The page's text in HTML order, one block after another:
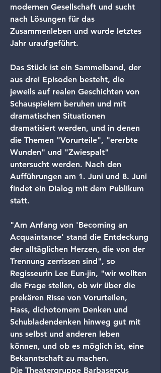
modernen Gesellschaft und sucht
nach Lösungen für das
Zusammenleben und wurde letztes
Jahr uraufgeführt.
Das Stück ist ein Sammelband, der
aus drei Episoden besteht, die
jeweils auf realen Geschichten von
Schauspielern beruhen und mit
dramatischen Situationen
dramatisiert werden, und in denen
die Themen "Vorurteile", "ererbte
Wunden" und "Zwiespalt"
untersucht werden. Nach den
Aufführungen am 1. Juni und 8. Juni
findet ein Dialog mit dem Publikum
statt.
"Am Anfang von 'Becoming an
Acquaintance' stand die Entdeckung
der alltäglichen Herzen, die von der
Trennung zerrissen sind", so
Regisseurin Lee Eun-jin, "wir wollten
die Frage stellen, ob wir über die
prekären Risse von Vorurteilen,
Hass, dichotomem Denken und
Schubladendenken hinweg gut mit
uns selbst und anderen leben
können, und ob es möglich ist, eine
Bekanntschaft zu machen.
Die Theatergruppe Barbasercus